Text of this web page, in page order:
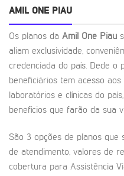
AMIL ONE PIAU
Os planos da Amil One Piau
aliam exclusividade,
credenciada do país. Dede o
beneficiários tem acesso
laboratórios e clínicas do
benefícios que farão da sua
São 3 opções de planos que
de atendimento, valores de
cobertura para Assistência